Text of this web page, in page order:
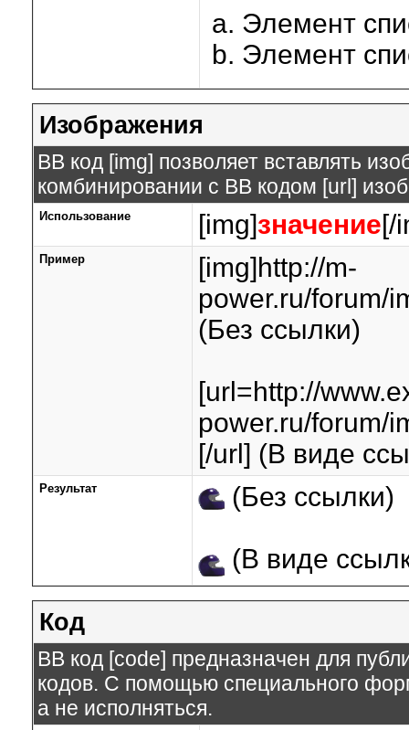
Элемент
Элемент
Изображения
BB код [img] позволяет вставлять
комбинировании с BB кодом [url]
Использование [img]значение[/
Пример
[img]http://m-
power.ru/forum/
(Без ссылки)
[url=http://
power.ru/forum/
[/url] (В виде
Результат (Без ссылки)
(В виде
Код
BB код [code] предназначен для
кодов. С помощью специального
а не исполняться.